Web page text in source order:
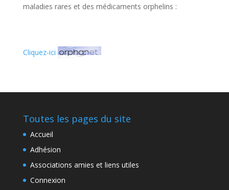
maladies rares et des médicaments orphelins :
Cliquez-ici
Toutes les pages du site
Accueil
Adhésion
Associations amies et liens utiles
Connexion